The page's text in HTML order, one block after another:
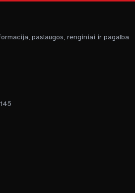
paslaugos, renginiai ir pagalba